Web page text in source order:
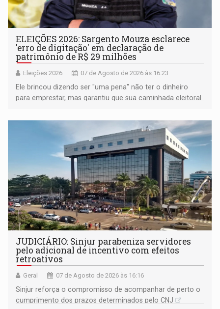
ELEIÇÕES 2026: Sargento Mouza esclarece
'erro de digitação' em declaração de
patrimônio de R$ 29 milhões
Eleições 2026 07 de Agosto de 2026 às 16:23
Ele brincou dizendo ser "uma pena" não ter o dinheiro
para emprestar, mas garantiu que sua caminhada eleitoral
JUDICIÁRIO: Sinjur parabeniza servidores
pelo adicional de incentivo com efeitos
retroativos
Geral 07 de Agosto de 2026 às 16:16
Sinjur reforça o compromisso de acompanhar de perto o
cumprimento dos prazos determinados pelo CNJ